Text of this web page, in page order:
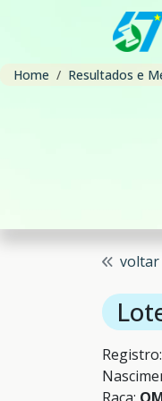
Home Resultados e
voltar
Registro: